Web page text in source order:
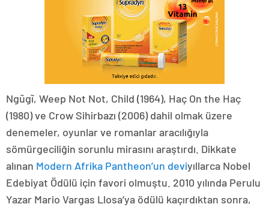
Ngũgĩ, Weep Not Not, Child (1964), Haç On the Haç
(1980) ve Crow Sihirbazı (2006) dahil olmak üzere
denemeler, oyunlar ve romanlar aracılığıyla
sömürgeciliğin sorunlu mirasını araştırdı. Dikkate
alınan Modern Afrika Pantheon’un deviyıllarca Nobel
Edebiyat Ödülü için favori olmuştu. 2010 yılında Perulu
Yazar Mario Vargas Llosa’ya ödülü kaçırdıktan sonra,